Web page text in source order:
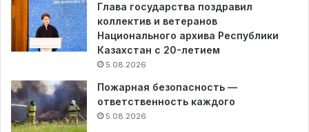
Глава государства поздравил
коллектив и ветеранов
Национального архива Республики
Казахстан с 20-летием
5.08.2026
Пожарная безопасность —
ответственность каждого
5.08.2026